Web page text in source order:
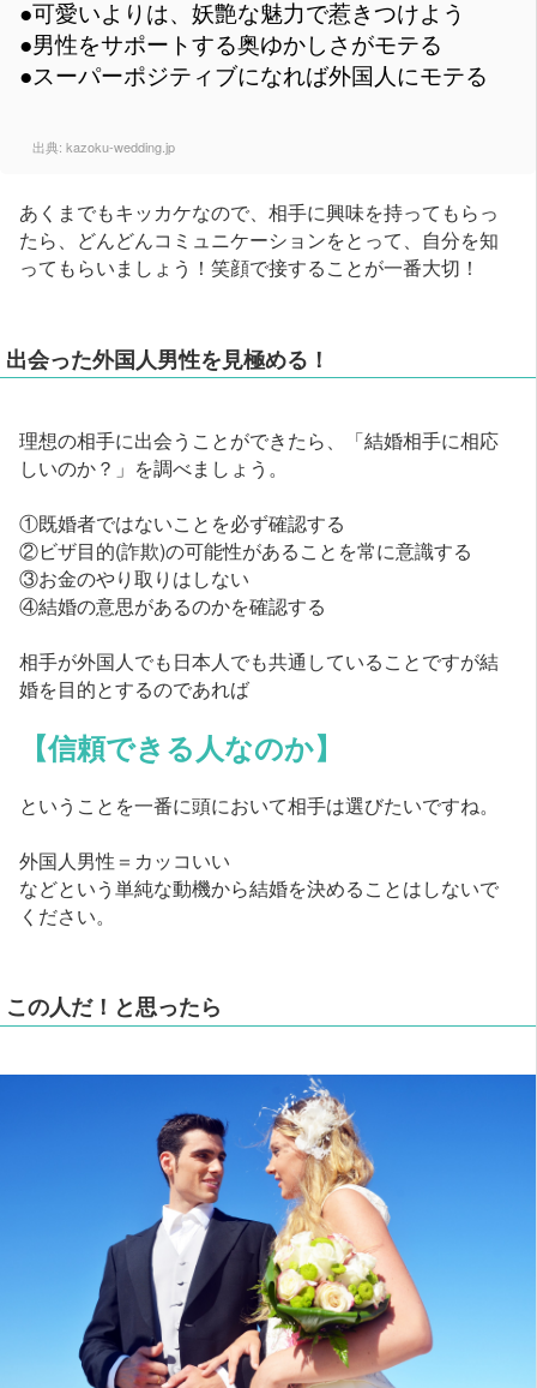
●可愛いよりは、妖艶な魅力で惹きつけよう
●男性をサポートする奥ゆかしさがモテる
●スーパーポジティブになれば外国人にモテる
出典: kazoku-wedding.jp
あくまでもキッカケなので、相手に興味を持ってもらっ
たら、どんどんコミュニケーションをとって、自分を知
ってもらいましょう！笑顔で接することが一番大切！
出会った外国人男性を見極める！
理想の相手に出会うことができたら、「結婚相手に相応
しいのか？」を調べましょう。
①既婚者ではないことを必ず確認する
②ビザ目的(詐欺)の可能性があることを常に意識する
③お金のやり取りはしない
④結婚の意思があるのかを確認する
相手が外国人でも日本人でも共通していることですが結
婚を目的とするのであれば
【信頼できる人なのか】
ということを一番に頭において相手は選びたいですね。
外国人男性＝カッコいい
などという単純な動機から結婚を決めることはしないで
ください。
この人だ！と思ったら